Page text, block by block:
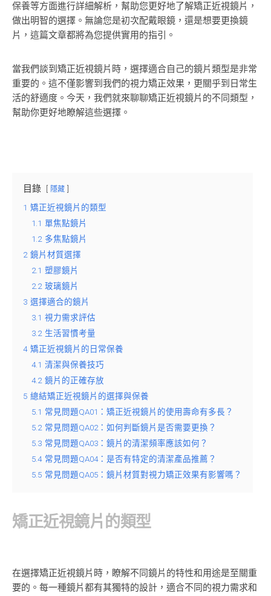
保養等方面進行詳細解析，幫助您更好地了解矯正近視鏡片，
做出明智的選擇。無論您是初次配戴眼鏡，還是想要更換鏡
片，這篇文章都將為您提供實用的指引。
當我們談到矯正近視鏡片時，選擇適合自己的鏡片類型是非常
重要的。這不僅影響到我們的視力矯正效果，更關乎到日常生
活的舒適度。今天，我們就來聊聊矯正近視鏡片的不同類型，
幫助你更好地瞭解這些選擇。
目錄 隱藏
1 矯正近視鏡片的類型
1.1 單焦點鏡片
1.2 多焦點鏡片
2 鏡片材質選擇
2.1 塑膠鏡片
2.2 玻璃鏡片
3 選擇適合的鏡片
3.1 視力需求評估
3.2 生活習慣考量
4 矯正近視鏡片的日常保養
4.1 清潔與保養技巧
4.2 鏡片的正確存放
5 總結矯正近視鏡片的選擇與保養
5.1 常見問題QA01：矯正近視鏡片的使用壽命有多長？
5.2 常見問題QA02：如何判斷鏡片是否需要更換？
5.3 常見問題QA03：鏡片的清潔頻率應該如何？
5.4 常見問題QA04：是否有特定的清潔產品推薦？
5.5 常見問題QA05：鏡片材質對視力矯正效果有影響嗎？
矯正近視鏡片的類型
在選擇矯正近視鏡片時，瞭解不同鏡片的特性和用途是至關重
要的。每一種鏡片都有其獨特的設計，適合不同的視力需求和